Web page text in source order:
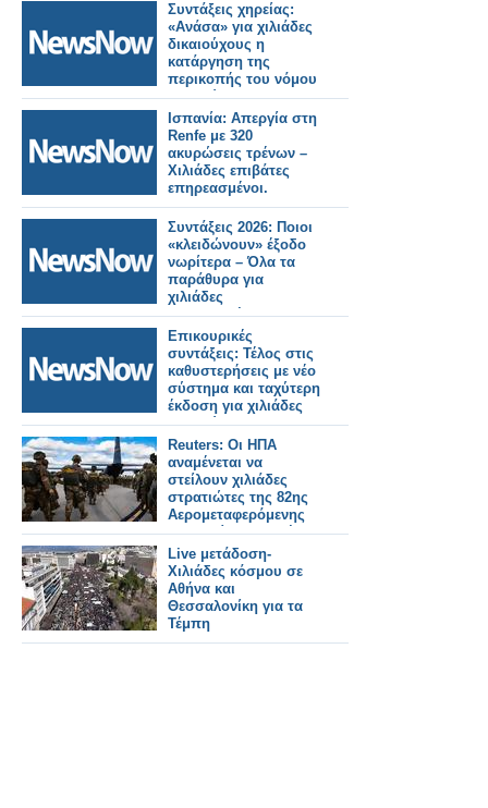
Συντάξεις χηρείας:
«Ανάσα» για χιλιάδες
δικαιούχους η
κατάργηση της
περικοπής του νόμου
Κατρούγκαλου –
Παραδείγματα.
Ισπανία: Απεργία στη
Renfe με 320
ακυρώσεις τρένων –
Χιλιάδες επιβάτες
επηρεασμένοι.
Συντάξεις 2026: Ποιοι
«κλειδώνουν» έξοδο
νωρίτερα – Όλα τα
παράθυρα για
χιλιάδες
ασφαλισμένους
Επικουρικές
συντάξεις: Τέλος στις
καθυστερήσεις με νέο
σύστημα και ταχύτερη
έκδοση για χιλιάδες
δικαιούχους.
Reuters: Οι ΗΠΑ
αναμένεται να
στείλουν χιλιάδες
στρατιώτες της 82ης
Αερομεταφερόμενης
Μεραρχίας στη Μέση
Ανατολή
Live μετάδοση-
Χιλιάδες κόσμου σε
Αθήνα και
Θεσσαλονίκη για τα
Τέμπη